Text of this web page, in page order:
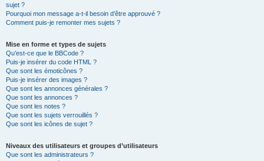
sujet ?
Pourquoi mon message a-t-il besoin d’être approuvé ?
Comment puis-je remonter mes sujets ?
Mise en forme et types de sujets
Qu’est-ce que le BBCode ?
Puis-je insérer du code HTML ?
Que sont les émoticônes ?
Puis-je insérer des images ?
Que sont les annonces générales ?
Que sont les annonces ?
Que sont les notes ?
Que sont les sujets verrouillés ?
Que sont les icônes de sujet ?
Niveaux des utilisateurs et groupes d’utilisateurs
Que sont les administrateurs ?